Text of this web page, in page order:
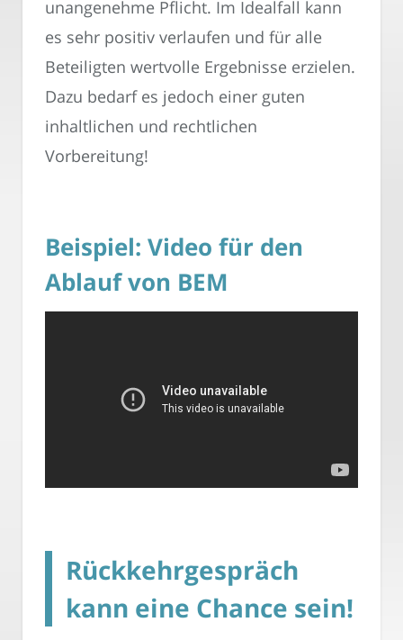
unangenehme Pflicht. Im Idealfall kann
es sehr positiv verlaufen und für alle
Beteiligten wertvolle Ergebnisse erzielen.
Dazu bedarf es jedoch einer guten
inhaltlichen und rechtlichen
Vorbereitung!
Beispiel: Video für den
Ablauf von BEM
Rückkehrgespräch
kann eine Chance sein!